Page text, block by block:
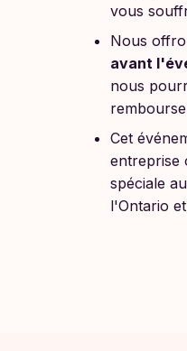
vous
Nous
avant
nous
Cet
entreprise
spéciale
l'Ontario